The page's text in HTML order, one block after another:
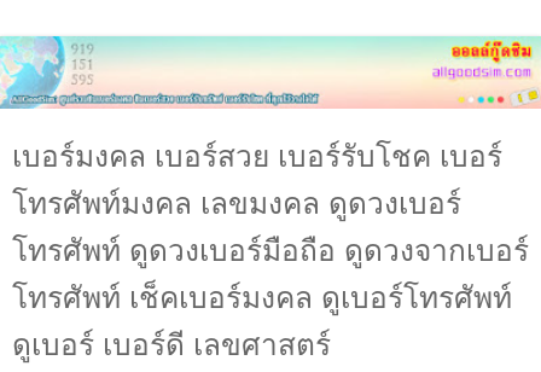
เบอร์มงคล เบอร์สวย เบอร์รับโชค เบอร์
โทรศัพท์มงคล เลขมงคล ดูดวงเบอร์
โทรศัพท์ ดูดวงเบอร์มือถือ ดูดวงจากเบอร์
โทรศัพท์ เช็คเบอร์มงคล ดูเบอร์โทรศัพท์
ดูเบอร์ เบอร์ดี เลขศาสตร์